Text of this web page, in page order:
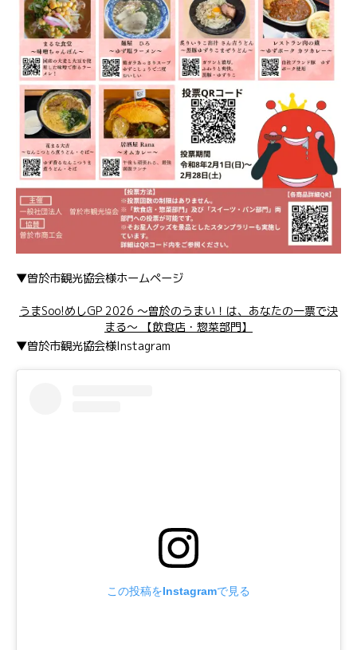
▼曽於市観光協会様ホームページ
うまSoo!めしGP 2026 ～曽於のうまい！は、あなたの一票で決
まる～ 【飲食店・惣菜部門】
▼曽於市観光協会様Instagram
この投稿をInstagramで見る